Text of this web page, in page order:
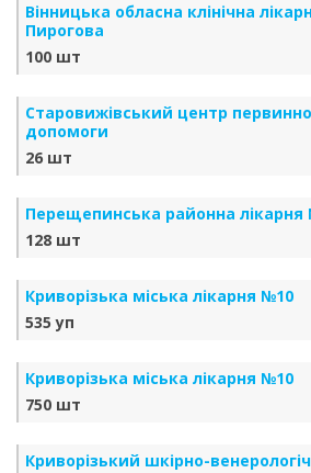
Вінницька обласна клінічна
Пирогова
100 шт
Старовижівський центр
допомоги
26 шт
Перещепинська районна лікарня
128 шт
Криворізька міська лікарня №10
535 уп
Криворізька міська лікарня №10
750 шт
Криворізький шкірно-